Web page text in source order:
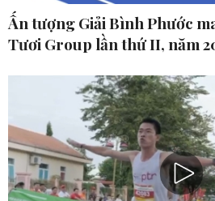
Ấn tượng Giải Bình Phước
Tươi Group lần thứ II, năm